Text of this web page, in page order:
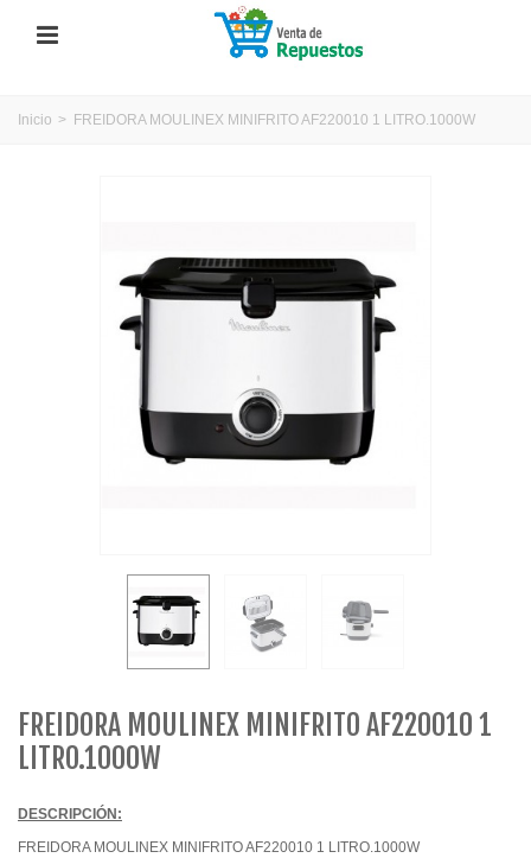
Inicio > FREIDORA MOULINEX MINIFRITO AF220010 1 LITRO.1000W
FREIDORA MOULINEX MINIFRITO AF220010 1
LITRO.1000W
DESCRIPCIÓN:
FREIDORA MOULINEX MINIFRITO AF220010 1 LITRO.1000W